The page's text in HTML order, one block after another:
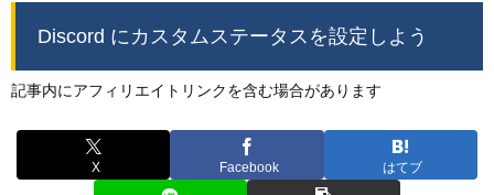
Discord にカスタムステータスを設定しよう
記事内にアフィリエイトリンクを含む場合があります
X Facebook はてブ